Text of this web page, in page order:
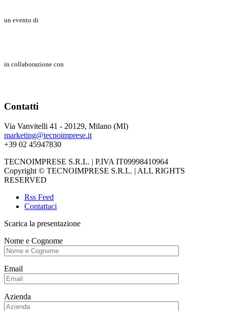
un evento di
in collaborazione con
Contatti
Via Vanvitelli 41 - 20129, Milano (MI)
marketing@tecnoimprese.it
+39 02 45947830
TECNOIMPRESE S.R.L. | P.IVA IT09998410964
Copyright © TECNOIMPRESE S.R.L. | ALL RIGHTS
RESERVED
Rss Feed
Contattaci
Scarica la presentazione
Nome e Cognome
Email
Azienda